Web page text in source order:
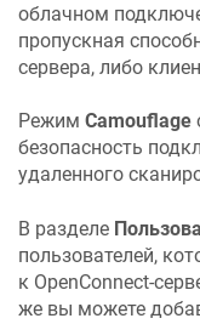
облачном
пропускная
сервера, либо
Режим Camouflage
безопасность
удаленного
В разделе
пользователей,
к OpenConnect-
же вы можете